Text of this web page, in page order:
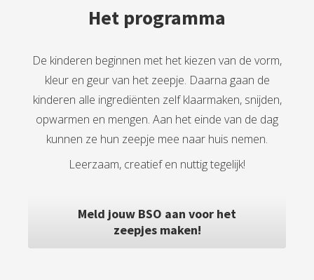
Het programma
De kinderen beginnen met het kiezen van de vorm,
kleur en geur van het zeepje. Daarna gaan de
kinderen alle ingrediënten zelf klaarmaken, snijden,
opwarmen en mengen. Aan het einde van de dag
kunnen ze hun zeepje mee naar huis nemen.
Leerzaam, creatief en nuttig tegelijk!
Meld jouw BSO aan voor het
zeepjes maken!